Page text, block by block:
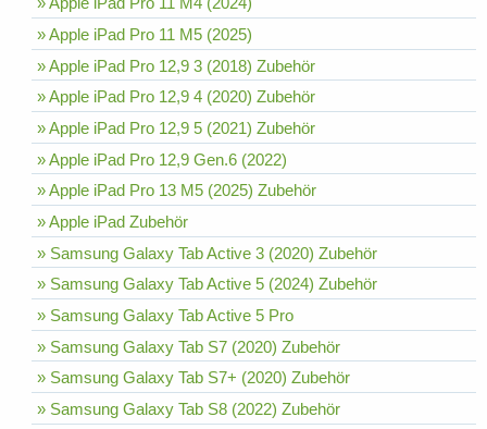
» Apple iPad Pro 11 M5 (2025)
» Apple iPad Pro 12,9 3 (2018) Zubehör
» Apple iPad Pro 12,9 4 (2020) Zubehör
» Apple iPad Pro 12,9 5 (2021) Zubehör
» Apple iPad Pro 12,9 Gen.6 (2022)
» Apple iPad Pro 13 M5 (2025) Zubehör
» Apple iPad Zubehör
» Samsung Galaxy Tab Active 3 (2020) Zubehör
» Samsung Galaxy Tab Active 5 (2024) Zubehör
» Samsung Galaxy Tab Active 5 Pro
» Samsung Galaxy Tab S7 (2020) Zubehör
» Samsung Galaxy Tab S7+ (2020) Zubehör
» Samsung Galaxy Tab S8 (2022) Zubehör